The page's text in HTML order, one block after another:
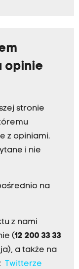
opinie
stronie
z opiniami.
i nie
na
z nami
(12 200 33 33
a także na
Twitterze